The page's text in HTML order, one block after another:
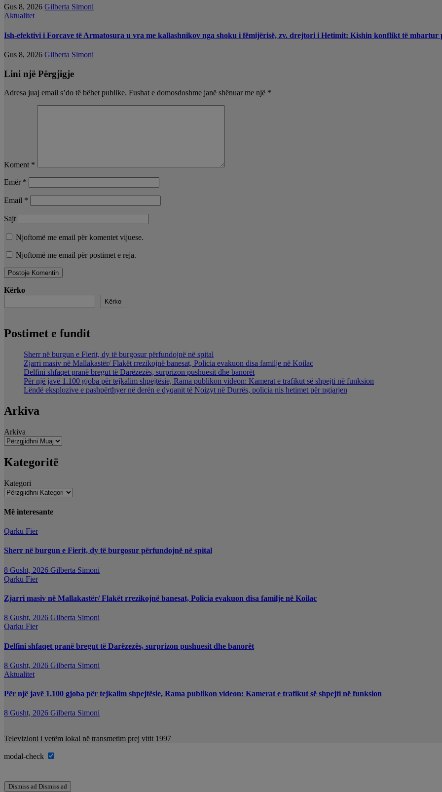
Gus 8, 2026 Gilberta Simoni
Aktualitet
Ish-efektivi i Forcave të Armatosura u vra me kallashnikov nga shoku i fëmijërisë, zv. drejtori i Hetimit: Kishin konflikt të mbartur
Gus 8, 2026 Gilberta Simoni
Lini një Përgjigje
Adresa juaj email s’do të bëhet publike. Fushat e domosdoshme janë shënuar me një *
Koment *
Emër *
Email *
Sajt
Njoftomë me email për komentet vijuese.
Njoftomë me email për postimet e reja.
Kërko
Kërko
Postimet e fundit
Sherr në burgun e Fierit, dy të burgosur përfundojnë në spital
Zjarri masiv në Mallakastër/ Flakët rrezikojnë banesat, Policia evakuon disa familje në Koilac
Delfini shfaqet pranë bregut të Darëzezës, surprizon pushuesit dhe banorët
Për një javë 1.100 gjoba për tejkalim shpejtësie, Rama publikon videon: Kamerat e trafikut së shpejti në funksion
Lëndë eksplozive e pashpërthyer në derën e dyqanit të Noizyt në Durrës, policia nis hetimet për ngjarjen
Arkiva
Arkiva
Kategoritë
Kategori
Më interesante
Qarku Fier
Sherr në burgun e Fierit, dy të burgosur përfundojnë në spital
8 Gusht, 2026 Gilberta Simoni
Qarku Fier
Zjarri masiv në Mallakastër/ Flakët rrezikojnë banesat, Policia evakuon disa familje në Koilac
8 Gusht, 2026 Gilberta Simoni
Qarku Fier
Delfini shfaqet pranë bregut të Darëzezës, surprizon pushuesit dhe banorët
8 Gusht, 2026 Gilberta Simoni
Aktualitet
Për një javë 1.100 gjoba për tejkalim shpejtësie, Rama publikon videon: Kamerat e trafikut së shpejti në funksion
8 Gusht, 2026 Gilberta Simoni
Televizioni i vetëm lokal në transmetim prej vitit 1997
modal-check
Dismiss ad Dismiss ad